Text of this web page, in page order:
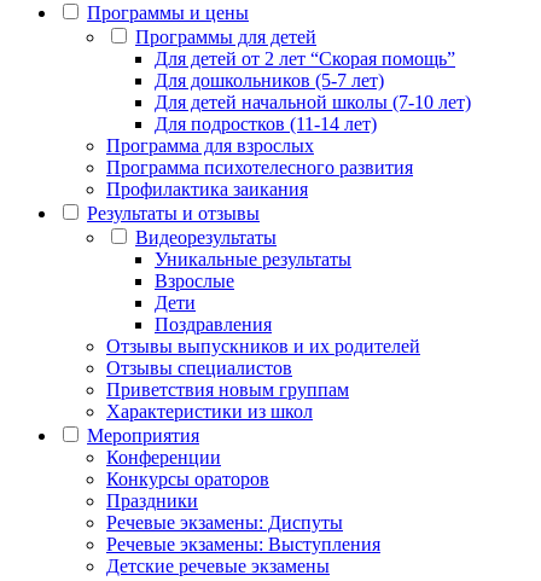
Программы и цены
Программы для детей
Для детей от 2 лет “Скорая помощь”
Для дошкольников (5-7 лет)
Для детей начальной школы (7-10 лет)
Для подростков (11-14 лет)
Программа для взрослых
Программа психотелесного развития
Профилактика заикания
Результаты и отзывы
Видеорезультаты
Уникальные результаты
Взрослые
Дети
Поздравления
Отзывы выпускников и их родителей
Отзывы специалистов
Приветствия новым группам
Характеристики из школ
Мероприятия
Конференции
Конкурсы ораторов
Праздники
Речевые экзамены: Диспуты
Речевые экзамены: Выступления
Детские речевые экзамены